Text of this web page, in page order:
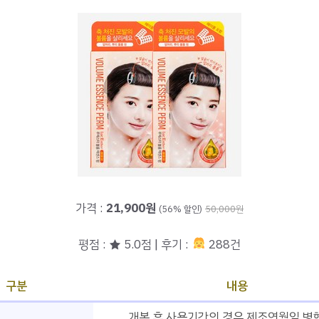
가격 : 21,900원 (56% 할인) 50,000원
평점 : ★ 5.0점 | 후기 : 288건
구분
내용